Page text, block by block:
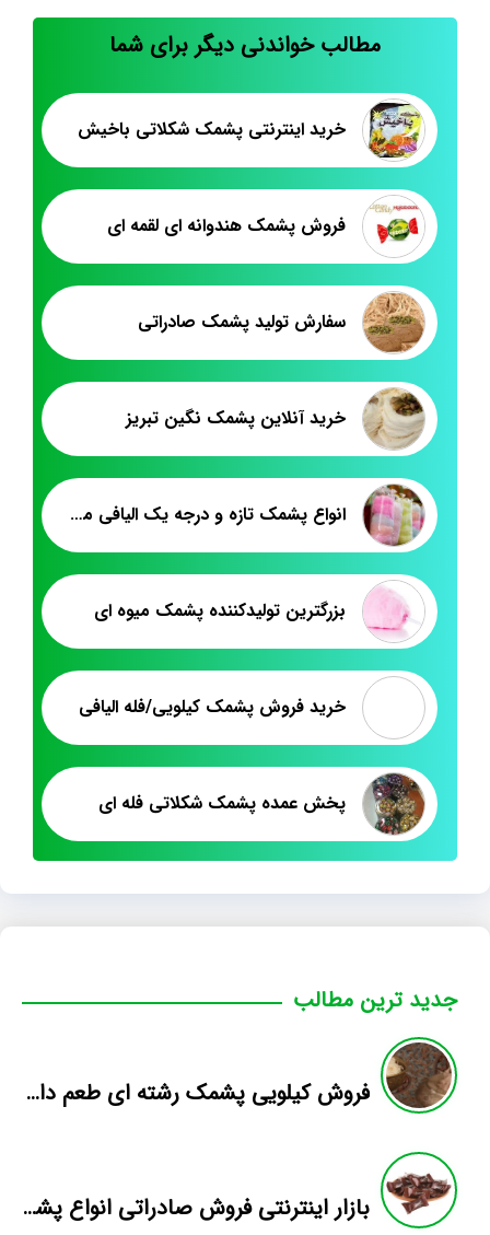
مطالب خواندنی دیگر برای شما
خرید اینترنتی پشمک شکلاتی باخیش
فروش پشمک هندوانه ای لقمه ای
سفارش تولید پشمک صادراتی
خرید آنلاین پشمک نگین تبریز
انواع پشمک تازه و درجه یک الیافی میوه ای
بزرگترین تولیدکننده پشمک میوه ای
خرید فروش پشمک کیلویی/فله الیافی
پخش عمده پشمک شکلاتی فله ای
جدید ترین مطالب
فروش کیلویی پشمک رشته ای طعم دار میوه
بازار اینترنتی فروش صادراتی انواع پشمک الیافی/شکلاتی